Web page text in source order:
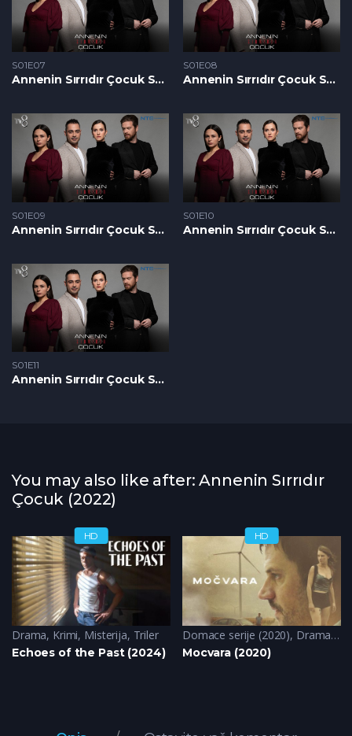
S01E07
Annenin Sırrıdır Çocuk S1 – Epizoda 07
S01E08
Annenin Sırrıdır Çocuk S1 – Epizoda 08
S01E09
Annenin Sırrıdır Çocuk S1 – Epizoda 09
S01E10
Annenin Sırrıdır Çocuk S1 – Epizoda 10
S01E11
Annenin Sırrıdır Çocuk S1 – Epizoda 11
You may also like after: Annenin Sırrıdır
Çocuk (2022)
HD
Drama, Krimi, Misterija, Triler
Echoes of the Past (2024)
HD
Domace serije (2020), Drama,
Mocvara (2020)